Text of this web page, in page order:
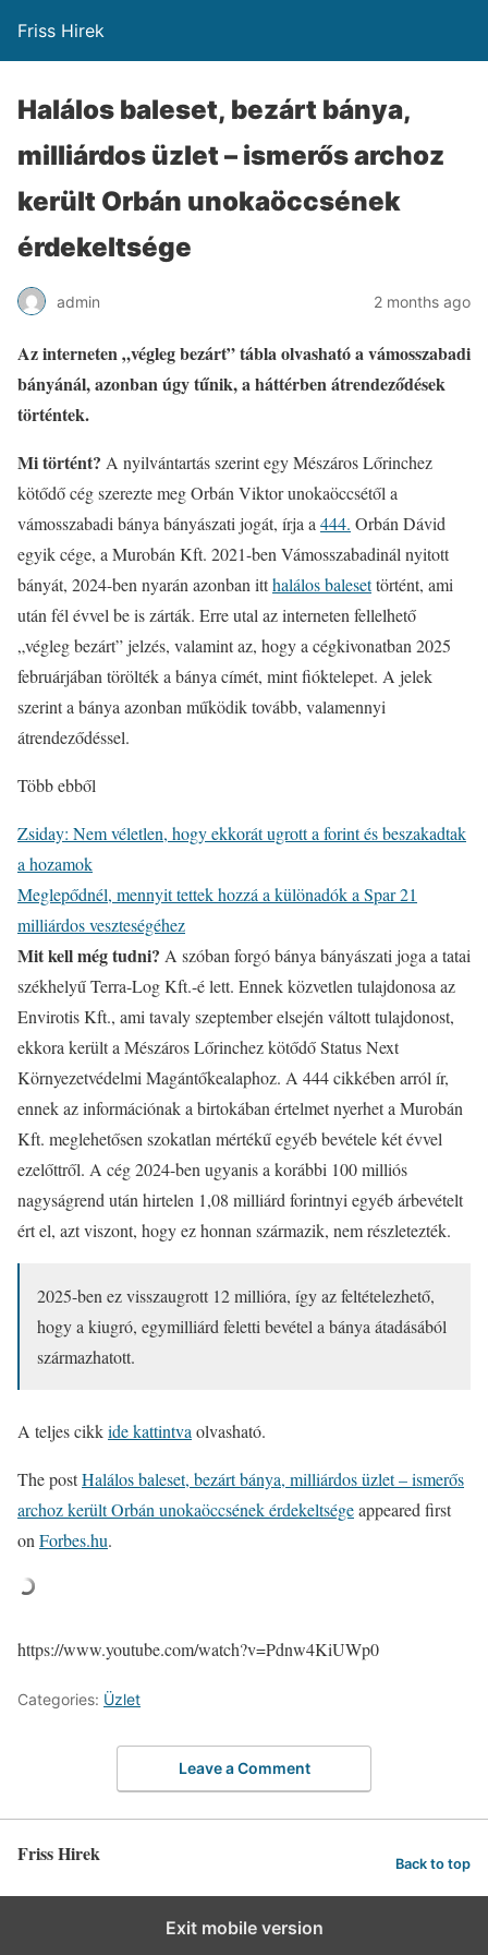
Friss Hirek
Halálos baleset, bezárt bánya,
milliárdos üzlet – ismerős archoz
került Orbán unokaöccsének
érdekeltsége
admin 2 months ago
Az interneten „végleg bezárt” tábla olvasható a vámosszabadi
bányánál, azonban úgy tűnik, a háttérben átrendeződések
történtek.
Mi történt? A nyilvántartás szerint egy Mészáros Lőrinchez
kötődő cég szerezte meg Orbán Viktor unokaöccsétől a
vámosszabadi bánya bányászati jogát, írja a 444. Orbán Dávid
egyik cége, a Murobán Kft. 2021-ben Vámosszabadinál nyitott
bányát, 2024-ben nyarán azonban itthalálos balesettörtént, ami
után fél évvel be is zárták. Erre utal az interneten fellelhető
„végleg bezárt” jelzés, valamint az, hogy a cégkivonatban 2025
februárjában törölték a bánya címét, mint fióktelepet. A jelek
szerint a bánya azonban működik tovább, valamennyi
átrendeződéssel.
Több ebből
Zsiday: Nem véletlen, hogy ekkorát ugrott a forint és beszakadtak
a hozamok
Meglepődnél, mennyit tettek hozzá a különadók a Spar 21
milliárdos veszteségéhez
Mit kell még tudni? A szóban forgó bánya bányászati joga a tatai
székhelyű Terra-Log Kft.-é lett. Ennek közvetlen tulajdonosa az
Envirotis Kft., ami tavaly szeptember elsején váltott tulajdonost,
ekkora került a Mészáros Lőrinchez kötődő Status Next
Környezetvédelmi Magántőkealaphoz. A 444 cikkében arról ír,
ennek az információnak a birtokában értelmet nyerhet a Murobán
Kft. meglehetősen szokatlan mértékű egyéb bevétele két évvel
ezelőttről. A cég 2024-ben ugyanis a korábbi 100 milliós
nagyságrend után hirtelen 1,08 milliárd forintnyi egyéb árbevételt
ért el, azt viszont, hogy ez honnan származik, nem részletezték.
2025-ben ez visszaugrott 12 millióra, így az feltételezhető,
hogy a kiugró, egymilliárd feletti bevétel a bánya átadásából
származhatott.
A teljes cikkide kattintva olvasható.
The postHalálos baleset, bezárt bánya, milliárdos üzlet – ismerős
archoz került Orbán unokaöccsének érdekeltségeappeared first
on Forbes.hu.
https://www.youtube.com/watch?v=Pdnw4KiUWp0
Categories: Üzlet
Leave a Comment
Friss Hirek Back to top
Exit mobile version